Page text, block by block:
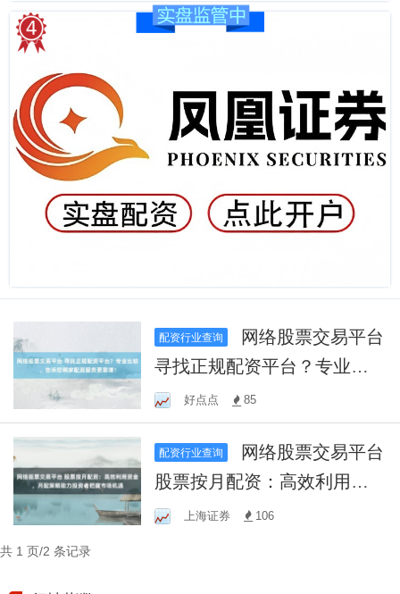
配资行业查询
寻找正规配资平台？专业比
较，告诉您哪家配资服务更
靠谱！
好点点 85
配资行业查询
股票按月配资：高效利用资
金，月配策略助力投资者把
上海证券 106
共 1 页/2 条记录